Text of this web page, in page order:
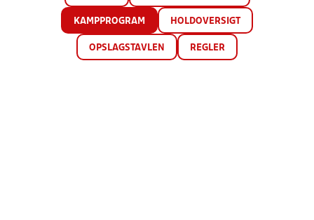
KAMPPROGRAM HOLDOVERSIGT
OPSLAGSTAVLEN REGLER